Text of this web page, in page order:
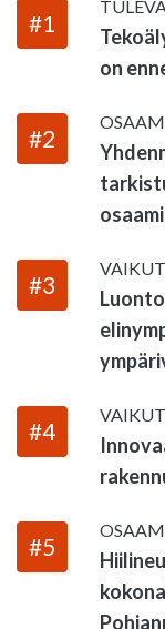
#1
on
#2
#3
#4
#5